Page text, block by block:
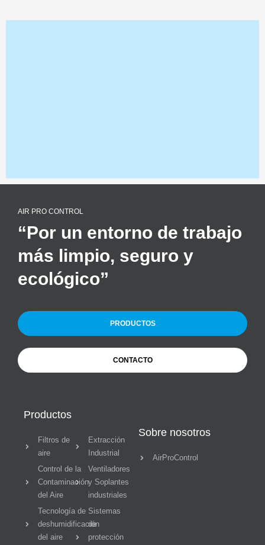
AIR PRO CONTROL
“Por un entorno de trabajo
más limpio, seguro y
ecológico”
PRODUCTOS
CONTACTO
Productos
Filtros de
aire
Control de la
Contaminación
del Aire
Tecnología de
deshumidificación
del aire
Extracción
Industrial
Ventiladores
y Soplantes
industriales
Sistemas
de
protección
Sobre nosotros
AirProControl